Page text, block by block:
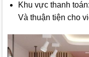
Khu vực thanh
Và thuận tiện cho